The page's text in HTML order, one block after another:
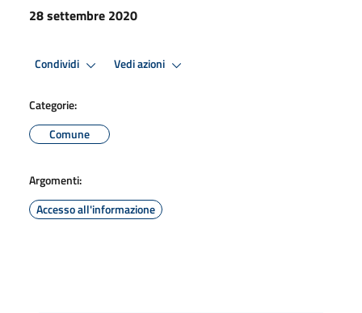
28 settembre 2020
Condividi Vedi azioni
Categorie:
Comune
Argomenti:
Accesso all'informazione